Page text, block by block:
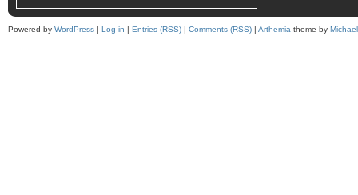
Powered by WordPress | Log in | Entries (RSS) | Comments (RSS) | Arthemia theme by